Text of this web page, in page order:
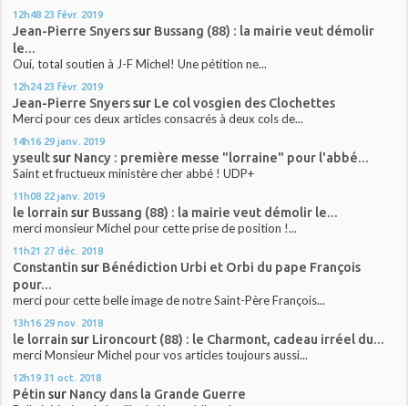
12h48 23 févr. 2019
Jean-Pierre Snyerssur Bussang (88) : la mairie veut démolir
le...
Oui, total soutien à J-F Michel! Une pétition ne...
12h24 23 févr. 2019
Jean-Pierre Snyerssur Le col vosgien des Clochettes
Merci pour ces deux articles consacrés à deux cols de...
14h16 29 janv. 2019
yseultsur Nancy : première messe "lorraine" pour l'abbé...
Saint et fructueux ministère cher abbé ! UDP+
11h08 22 janv. 2019
le lorrain sur Bussang (88) : la mairie veut démolir le...
merci monsieur Michel pour cette prise de position !...
11h21 27 déc. 2018
Constantin sur Bénédiction Urbi et Orbi du pape François
pour...
merci pour cette belle image de notre Saint-Père François...
13h16 29 nov. 2018
le lorrain sur Lironcourt (88) : le Charmont, cadeau irréel du...
merci Monsieur Michel pour vos articles toujours aussi...
12h19 31 oct. 2018
Pétin sur Nancy dans la Grande Guerre